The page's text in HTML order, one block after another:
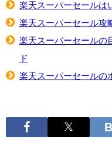
楽天スーパーセールは
楽天スーパーセール攻
楽天スーパーセールの
ド
楽天スーパーセールの